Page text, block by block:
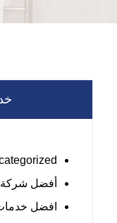
أفضل شركة
افضل